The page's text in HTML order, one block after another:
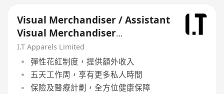
Visual Merchandiser / Assistant
Visual Merchandiser
(Ladieswear)
I.T Apparels Limited
彈性花紅制度，提供額外收入
五天工作周，享有更多私人時間
保險及醫療計劃，全方位健康保障